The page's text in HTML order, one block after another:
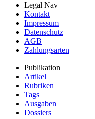
Legal Nav
Kontakt
Impressum
Datenschutz
AGB
Zahlungsarten
Publikation
Artikel
Rubriken
Tags
Ausgaben
Dossiers